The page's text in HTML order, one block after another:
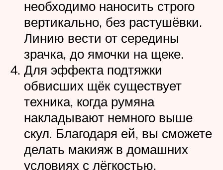
необходимо наносить строго
вертикально, без растушёвки.
Линию вести от середины
зрачка, до ямочки на щеке.
Для эффекта подтяжки
обвисших щёк существует
техника, когда румяна
накладывают немного выше
скул. Благодаря ей, вы сможете
делать макияж в домашних
условиях с лёгкостью.